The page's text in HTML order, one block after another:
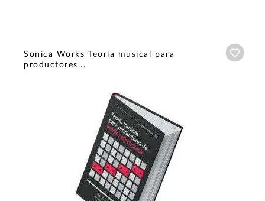
Sonica Works Teoría musical para
productores...